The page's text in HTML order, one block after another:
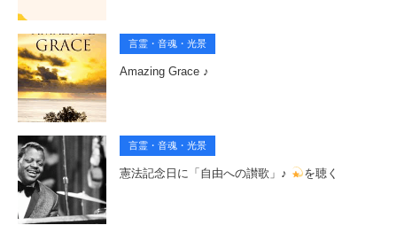
言霊・音魂・光景
Amazing Grace ♪
言霊・音魂・光景
憲法記念日に「自由への讃歌」♪ を聴く